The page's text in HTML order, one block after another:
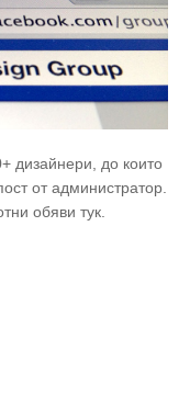
дизайнери, до които
от администратор.
обяви тук.